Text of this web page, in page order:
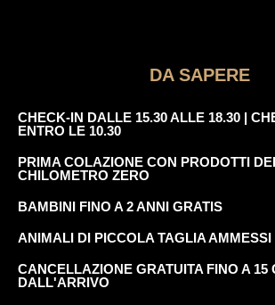
DA SAPERE
CHECK-IN DALLE 15.30 ALLE 18.30 |
ENTRO LE 10.30
PRIMA COLAZIONE CON PRODOTTI
CHILOMETRO ZERO
BAMBINI FINO A 2 ANNI GRATIS
ANIMALI DI PICCOLA TAGLIA AMMESSI
CANCELLAZIONE GRATUITA FINO A 15
DALL'ARRIVO